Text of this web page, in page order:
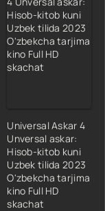
Universal Askar 4
Unversal askar:
Hisob-kitob kuni
Uzbek tilida 2023
O'zbekcha tarjima
kino Full HD
skachat